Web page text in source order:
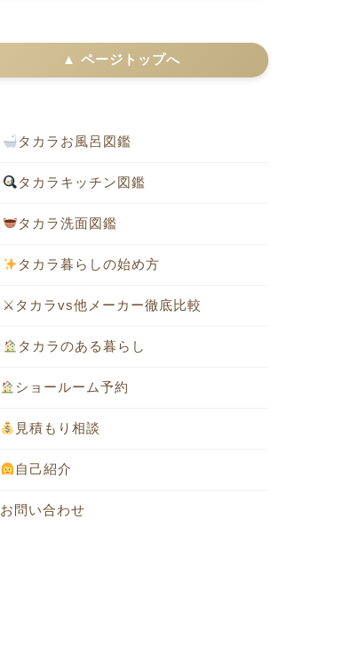
▲ ページトップへ
タカラお風呂図鑑
タカラキッチン図鑑
タカラ洗面図鑑
タカラ暮らしの始め方
⚔タカラvs他メーカー徹底比較
タカラのある暮らし
ショールーム予約
見積もり相談
自己紹介
お問い合わせ